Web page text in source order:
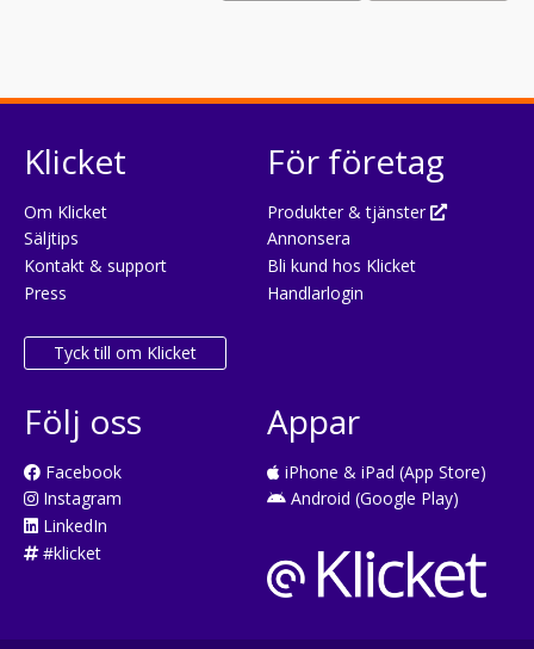
Klicket
Om Klicket
Säljtips
Kontakt & support
Press
Tyck till om Klicket
För företag
Produkter & tjänster
Annonsera
Bli kund hos Klicket
Handlarlogin
Följ oss
Facebook
Instagram
LinkedIn
#klicket
Appar
iPhone & iPad (App Store)
Android (Google Play)